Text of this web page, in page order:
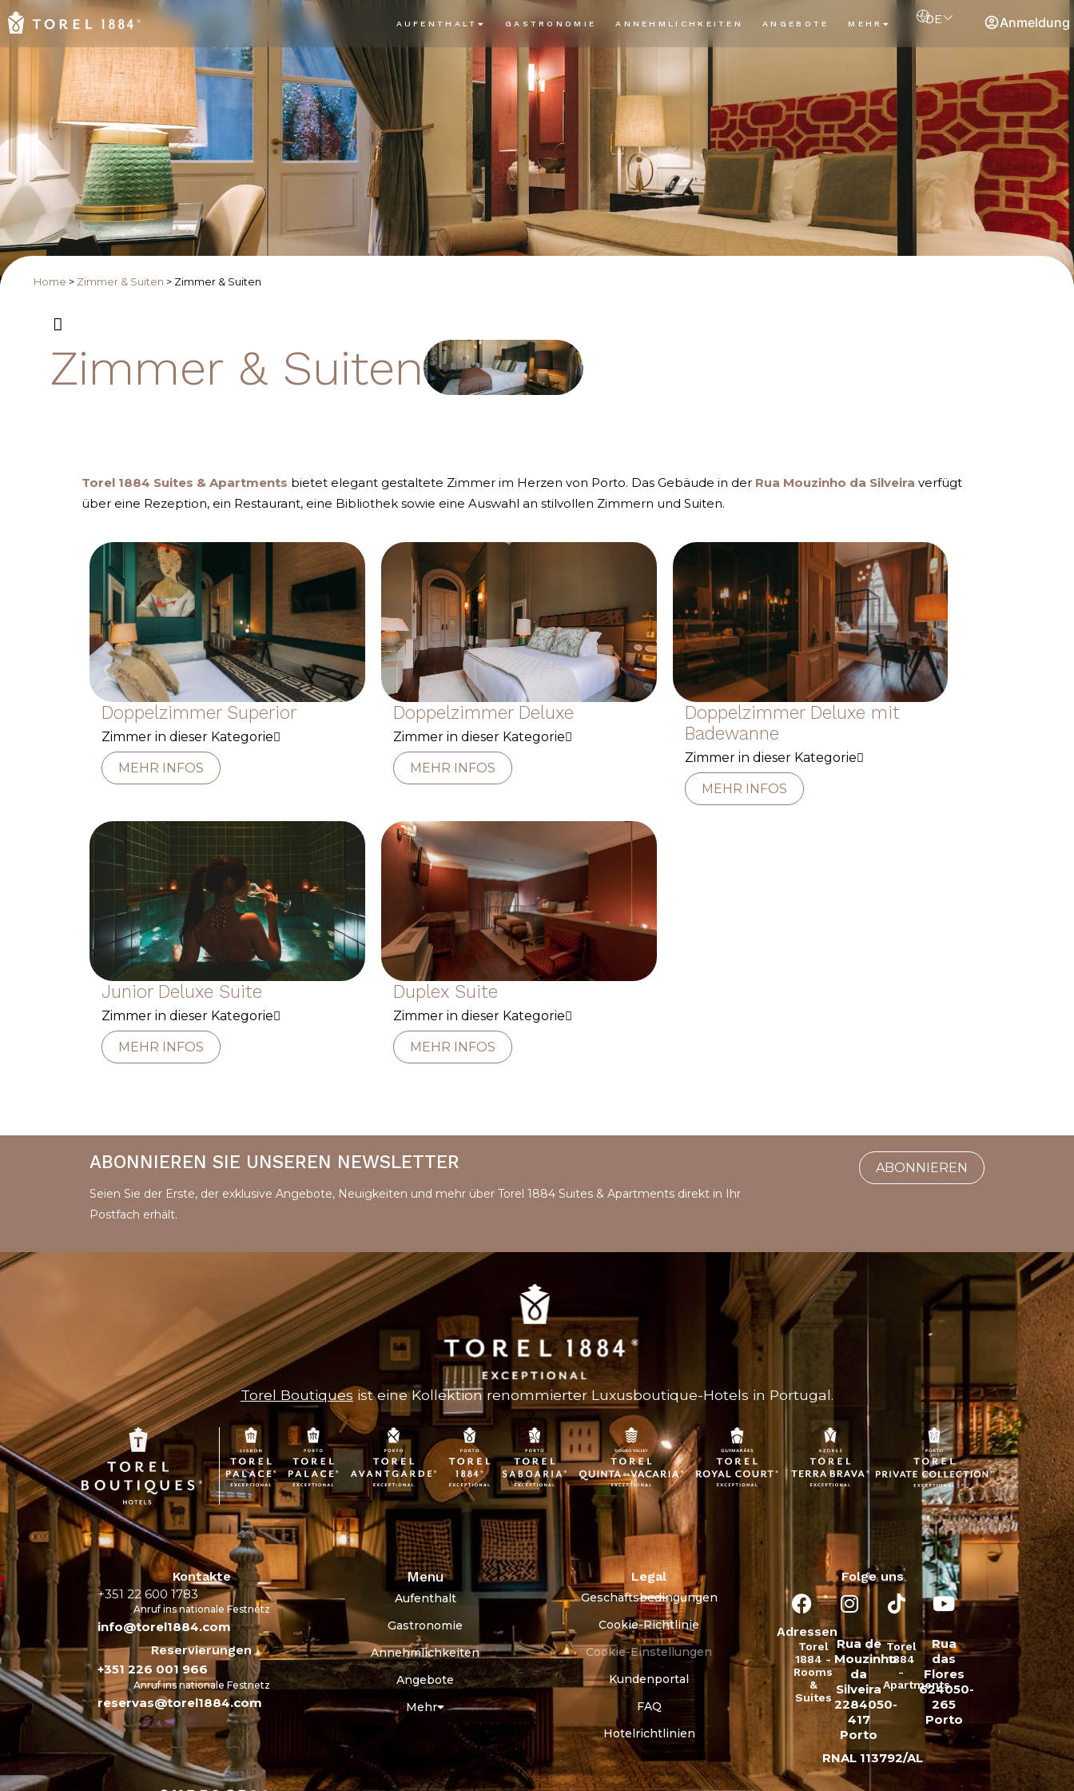
AUFENTHALT GASTRONOMIE ANNEHMLICHKEITEN ANGEBOTE MEHR DE Anmeldung
Home > Zimmer & Suiten > Zimmer & Suiten
Zimmer & Suiten
Torel 1884 Suites & Apartments bietet elegant gestaltete Zimmer im Herzen von Porto. Das Gebäude in der Rua Mouzinho da Silveira verfügt
über eine Rezeption, ein Restaurant, eine Bibliothek sowie eine Auswahl an stilvollen Zimmern und Suiten.
Doppelzimmer Superior
Zimmer in dieser Kategorie
MEHR INFOS
Doppelzimmer Deluxe
Zimmer in dieser Kategorie
MEHR INFOS
Doppelzimmer Deluxe mit
Badewanne
Zimmer in dieser Kategorie
MEHR INFOS
Junior Deluxe Suite
Zimmer in dieser Kategorie
MEHR INFOS
Duplex Suite
Zimmer in dieser Kategorie
MEHR INFOS
ABONNIEREN SIE UNSEREN NEWSLETTER
Seien Sie der Erste, der exklusive Angebote, Neuigkeiten und mehr über Torel 1884 Suites & Apartments direkt in Ihr
Postfach erhält.
ABONNIEREN
Torel Boutiques ist eine Kollektion renommierter Luxusboutique-Hotels in Portugal.
Kontakte
+351 22 600 1783
Anruf ins nationale Festnetz
info@torel1884.com
Reservierungen
+351 226 001 966
Anruf ins nationale Festnetz
reservas@torel1884.com
Menu
Aufenthalt
Gastronomie
Annehmlichkeiten
Angebote
Mehr
Legal
Geschäftsbedingungen
Cookie-Richtlinie
Cookie-Einstellungen
Kundenportal
FAQ
Hotelrichtlinien
Folge uns
Adressen
Torel
1884 -
Rooms
&
Suites
Rua de
Mouzinho
da
Silveira
2284050-
417
Porto
Torel
1884
-
Apartments
Rua
das
Flores
624050-
265
Porto
RNAL 113792/AL